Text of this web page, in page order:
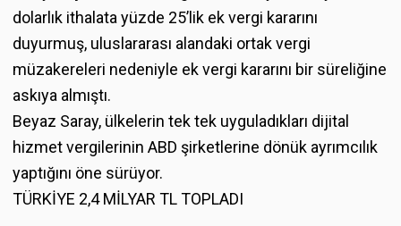
dolarlık ithalata yüzde 25’lik ek vergi kararını
duyurmuş, uluslararası alandaki ortak vergi
müzakereleri nedeniyle ek vergi kararını bir süreliğine
askıya almıştı.
Beyaz Saray, ülkelerin tek tek uyguladıkları dijital
hizmet vergilerinin ABD şirketlerine dönük ayrımcılık
yaptığını öne sürüyor.
TÜRKİYE 2,4 MİLYAR TL TOPLADI